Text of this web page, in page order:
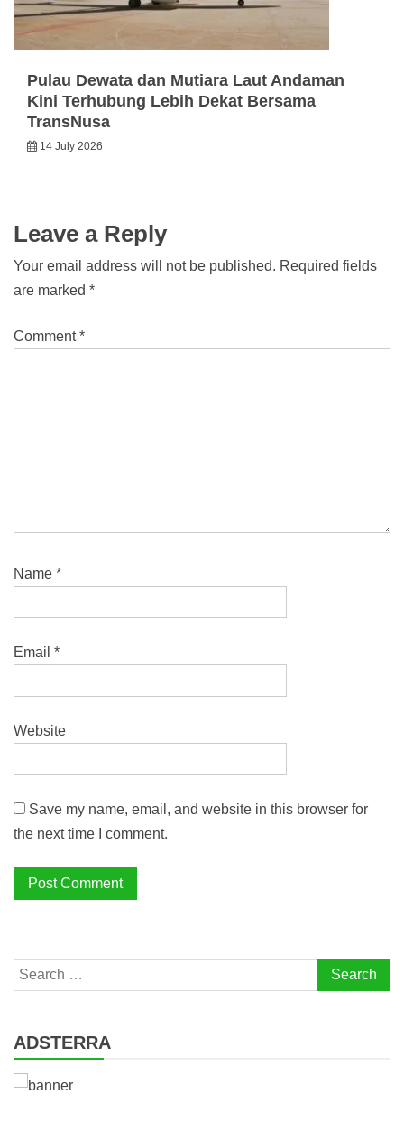
Pulau Dewata dan Mutiara Laut Andaman
Kini Terhubung Lebih Dekat Bersama
TransNusa
14 July 2026
Leave a Reply
Your email address will not be published. Required fields
are marked *
Comment*
Name *
Email *
Website
Save my name, email, and website in this browser for
the next time I comment.
Search
for:
ADSTERRA